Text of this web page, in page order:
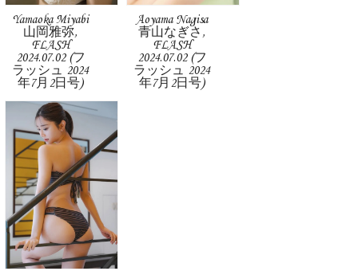
Yamaoka Miyabi
山岡雅弥,
FLASH
2024.07.02 (フ
ラッシュ 2024
年7月2日号)
Aoyama Nagisa
青山なぎさ,
FLASH
2024.07.02 (フ
ラッシュ 2024
年7月2日号)